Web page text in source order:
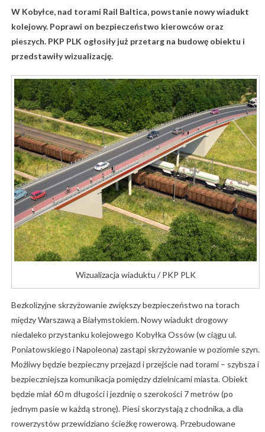
W Kobyłce, nad torami Rail Baltica, powstanie nowy wiadukt
kolejowy. Poprawi on bezpieczeństwo kierowców oraz
pieszych. PKP PLK ogłosiły już przetarg na budowę obiektu i
przedstawiły wizualizację.
Wizualizacja wiaduktu / PKP PLK
Bezkolizyjne skrzyżowanie zwiększy bezpieczeństwo na torach
między Warszawą a Białymstokiem. Nowy wiadukt drogowy
niedaleko przystanku kolejowego Kobyłka Ossów (w ciągu ul.
Poniatowskiego i Napoleona) zastąpi skrzyżowanie w poziomie szyn.
Możliwy będzie bezpieczny przejazd i przejście nad torami – szybsza i
bezpieczniejsza komunikacja pomiędzy dzielnicami miasta. Obiekt
będzie miał 60 m długości i jezdnię o szerokości 7 metrów (po
jednym pasie w każdą stronę). Piesi skorzystają z chodnika, a dla
rowerzystów przewidziano ścieżkę rowerową. Przebudowane